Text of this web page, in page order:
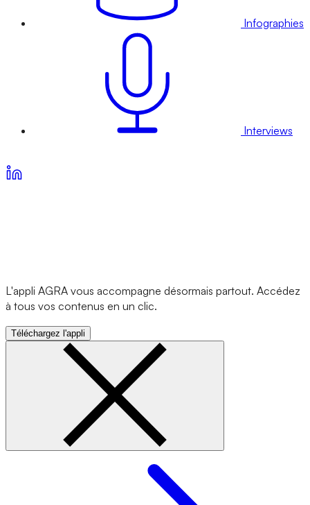
Infographies
Interviews
L'appli AGRA vous accompagne désormais partout. Accédez
à tous vos contenus en un clic.
Téléchargez l'appli